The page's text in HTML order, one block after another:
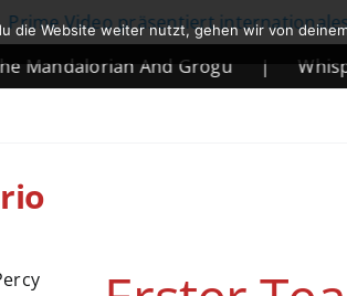
Video präsentiert internationales
Mandalorian And Grogu
die Website weiter nutzt, gehen wir von